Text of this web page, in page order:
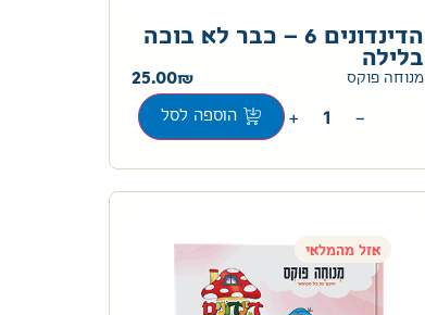
הדינדונים 6 – כבר לא בוכה
בלילה
מנוחה פוקס 25.00
−
+ הוספה לסל
אזל מהמלאי